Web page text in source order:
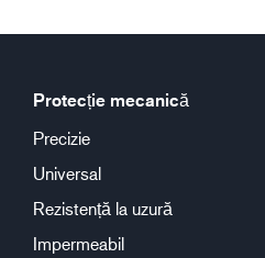
Protecție mecanică
Precizie
Universal
Rezistență la uzură
Impermeabil